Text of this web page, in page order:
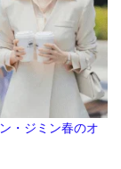
・ジミン春のオ